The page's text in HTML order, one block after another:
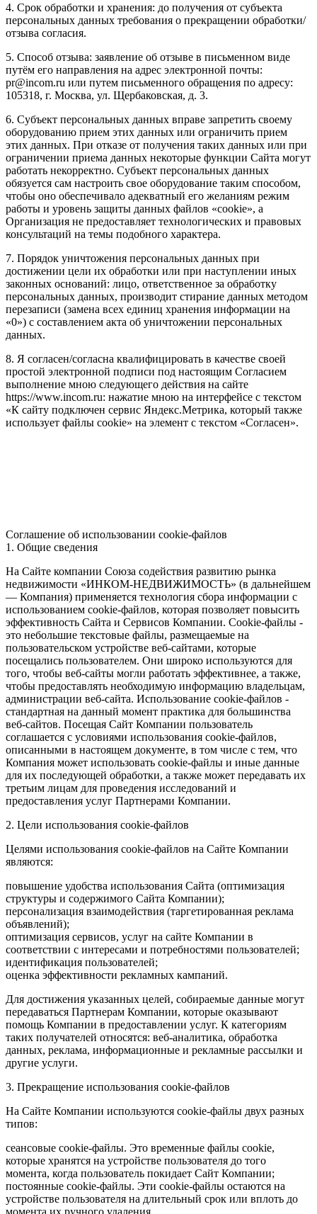
4. Срок обработки и хранения: до получения от субъекта
персональных данных требования о прекращении обработки/
отзыва согласия.
5. Способ отзыва: заявление об отзыве в письменном виде
путём его направления на адрес электронной почты:
pr@incom.ru или путем письменного обращения по адресу:
105318, г. Москва, ул. Щербаковская, д. 3.
6. Субъект персональных данных вправе запретить своему
оборудованию прием этих данных или ограничить прием
этих данных. При отказе от получения таких данных или при
ограничении приема данных некоторые функции Сайта могут
работать некорректно. Субъект персональных данных
обязуется сам настроить свое оборудование таким способом,
чтобы оно обеспечивало адекватный его желаниям режим
работы и уровень защиты данных файлов «cookie», а
Организация не предоставляет технологических и правовых
консультаций на темы подобного характера.
7. Порядок уничтожения персональных данных при
достижении цели их обработки или при наступлении иных
законных оснований: лицо, ответственное за обработку
персональных данных, производит стирание данных методом
перезаписи (замена всех единиц хранения информации на
«0») с составлением акта об уничтожении персональных
данных.
8. Я согласен/согласна квалифицировать в качестве своей
простой электронной подписи под настоящим Согласием
выполнение мною следующего действия на сайте
https://www.incom.ru: нажатие мною на интерфейсе с текстом
«К сайту подключен сервис Яндекс.Метрика, который также
использует файлы cookie» на элемент с текстом «Согласен».
Соглашение об использовании cookie-файлов
1. Общие сведения
На Сайте компании Союза содействия развитию рынка
недвижимости «ИНКОМ-НЕДВИЖИМОСТЬ» (в дальнейшем
— Компания) применяется технология сбора информации с
использованием cookie-файлов, которая позволяет повысить
эффективность Сайта и Сервисов Компании. Сookie-файлы -
это небольшие текстовые файлы, размещаемые на
пользовательском устройстве веб-сайтами, которые
посещались пользователем. Они широко используются для
того, чтобы веб-сайты могли работать эффективнее, а также,
чтобы предоставлять необходимую информацию владельцам,
администрации веб-сайта. Использование cookie-файлов -
стандартная на данный момент практика для большинства
веб-сайтов. Посещая Сайт Компании пользователь
соглашается с условиями использования cookie-файлов,
описанными в настоящем документе, в том числе с тем, что
Компания может использовать cookie-файлы и иные данные
для их последующей обработки, а также может передавать их
третьим лицам для проведения исследований и
предоставления услуг Партнерами Компании.
2. Цели использования cookie-файлов
Целями использования cookie-файлов на Сайте Компании
являются:
повышение удобства использования Сайта (оптимизация
структуры и содержимого Сайта Компании);
персонализация взаимодействия (таргетированная реклама
объявлений);
оптимизация сервисов, услуг на сайте Компании в
соответствии с интересами и потребностями пользователей;
идентификация пользователей;
оценка эффективности рекламных кампаний.
Для достижения указанных целей, собираемые данные могут
передаваться Партнерам Компании, которые оказывают
помощь Компании в предоставлении услуг. К категориям
таких получателей относятся: веб-аналитика, обработка
данных, реклама, информационные и рекламные рассылки и
другие услуги.
3. Прекращение использования cookie-файлов
На Сайте Компании используются cookie-файлы двух разных
типов:
сеансовые cookie-файлы. Это временные файлы cookie,
которые хранятся на устройстве пользователя до того
момента, когда пользователь покидает Сайт Компании;
постоянные cookie-файлы. Эти cookie-файлы остаются на
устройстве пользователя на длительный срок или вплоть до
момента их ручного удаления.